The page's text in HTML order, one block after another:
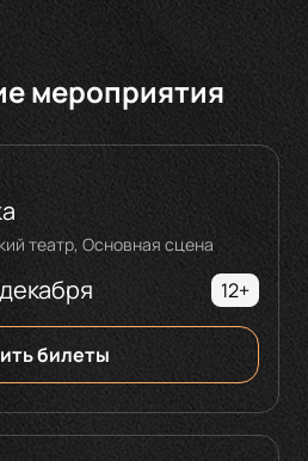
мероприятия
театр, Основная сцена
12+
билеты